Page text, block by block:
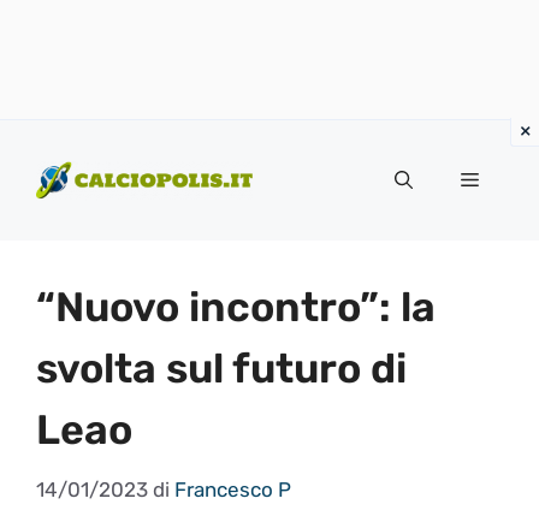
contenuto
Menu
“Nuovo incontro”: la
svolta sul futuro di
Leao
14/01/2023 di Francesco P